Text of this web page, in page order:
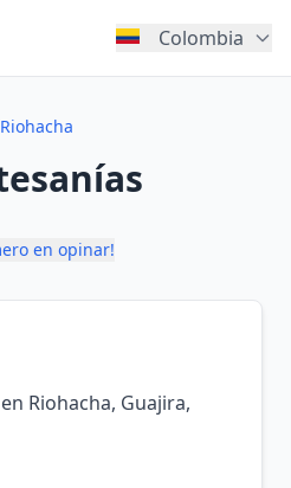
Colombia
Riohacha
en opinar!
Riohacha, Guajira,